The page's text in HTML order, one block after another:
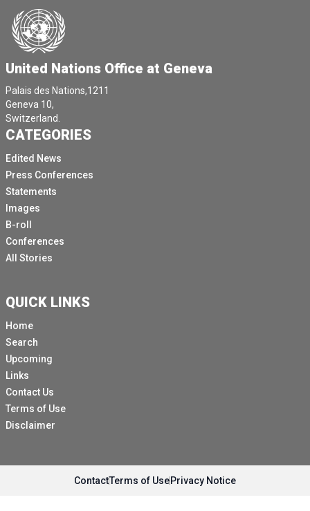
United Nations Office at Geneva
Palais des Nations,1211
Geneva 10,
Switzerland.
CATEGORIES
Edited News
Press Conferences
Statements
Images
B-roll
Conferences
All Stories
QUICK LINKS
Home
Search
Upcoming
Links
Contact Us
Terms of Use
Disclaimer
ContactTerms of UsePrivacy Notice